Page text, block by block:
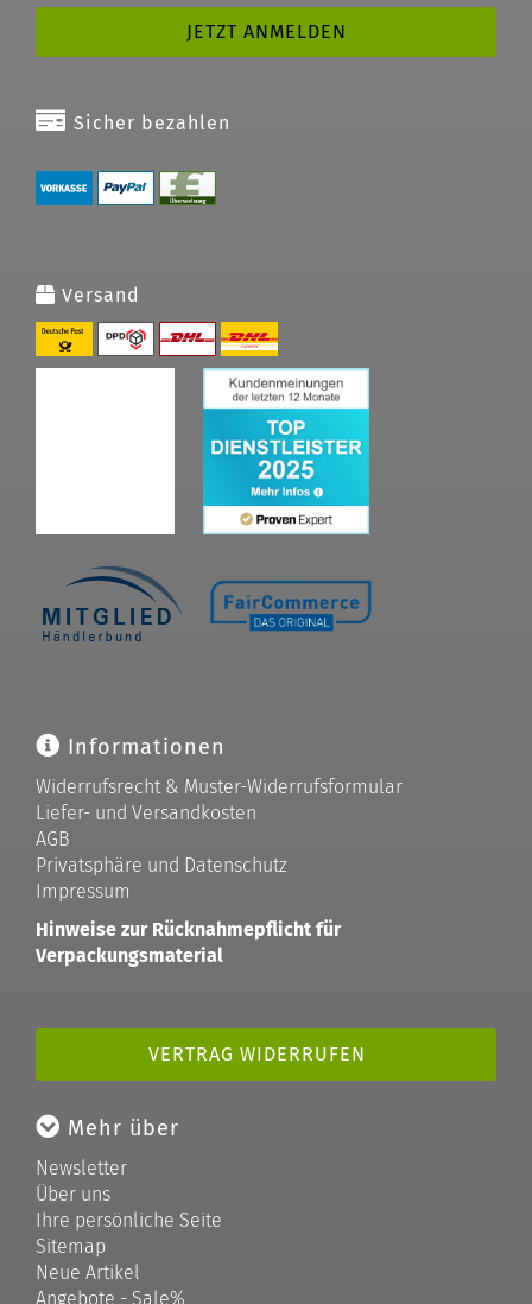
Sicher bezahlen
Versand
Informationen
Widerrufsrecht & Muster-Widerrufsformular
Liefer- und Versandkosten
AGB
Privatsphäre und Datenschutz
Impressum
Hinweise zur Rücknahmepflicht für
Verpackungsmaterial
VERTRAG WIDERRUFEN
Mehr über
Newsletter
Über uns
Ihre persönliche Seite
Sitemap
Neue Artikel
Angebote - Sale%